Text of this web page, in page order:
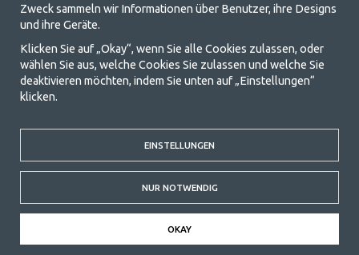
GetCamping.de - Ihr Geschäft für
Camping und Outdoor-Leben
Camping kann entweder ein Lebensstil sein oder eine Möglichkeit, die
Familie für ein gemeinsames Abenteuer zusammenzubringen. Egal, zu
welcher Kategorie Sie gehören, bei uns finden Sie alles, was Sie an
Campingzubehör benötigen. Wir finden, dass Camping für alle
Familienzelte, Wohnwagenvorzelte und alle anderen Ausrüstungen für
Camping und Outdoor-Aktivitäten. Unser Ziel ist es, in jeder Preisklasse
die beste Campingausrüstung in Bezug auf Qualität und Funktionalität
anzubieten. Kontaktieren Sie uns gerne, wenn Ihnen etwas fehlt oder
Sie mehr erfahren möchten.
© 2020 GetCamping. Alle Rechte vorbehalten.
Zweck sammeln wir Informationen über Benutzer, ihre Designs
und ihre Geräte.
Klicken Sie auf „Okay“, wenn Sie alle Cookies zulassen, oder
wählen Sie aus, welche Cookies Sie zulassen und welche Sie
deaktivieren möchten, indem Sie unten auf „Einstellungen“
klicken.
EINSTELLUNGEN
NUR NOTWENDIG
OKAY